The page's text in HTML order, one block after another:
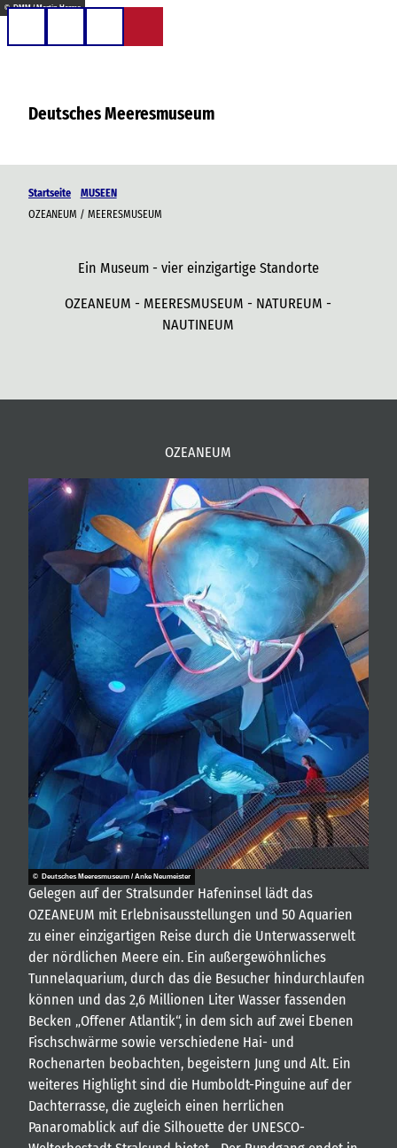
Z© DMM / Martin Harms
Deutsches Meeresmuseum
Startseite
MUSEEN
OZEANEUM / MEERESMUSEUM
Ein Museum - vier einzigartige Standorte
OZEANEUM - MEERESMUSEUM - NATUREUM -
NAUTINEUM
OZEANEUM
© Deutsches Meeresmuseum / Anke Neumeister
Gelegen auf der Stralsunder Hafeninsel lädt das
OZEANEUM mit Erlebnisausstellungen und 50 Aquarien
zu einer einzigartigen Reise durch die Unterwasserwelt
der nördlichen Meere ein. Ein außergewöhnliches
Tunnelaquarium, durch das die Besucher hindurchlaufen
können und das 2,6 Millionen Liter Wasser fassenden
Becken „Offener Atlantik“, in dem sich auf zwei Ebenen
Fischschwärme sowie verschiedene Hai- und
Rochenarten beobachten, begeistern Jung und Alt. Ein
weiteres Highlight sind die Humboldt-Pinguine auf der
Dachterrasse, die zugleich einen herrlichen
Panaromablick auf die Silhouette der UNESCO-